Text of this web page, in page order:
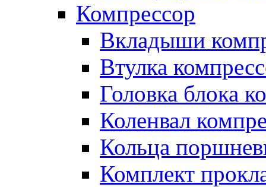
Компрессор
Вкладыши
Втулка
Головка блока
Коленвал
Кольца
Комплект